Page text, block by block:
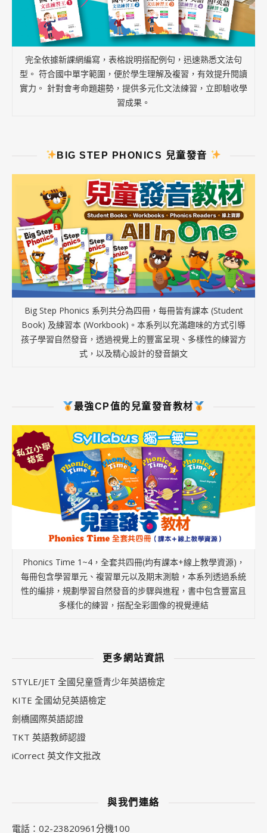
完全依據新課網編寫，表格說明搭配例句，迅速熟悉文法句
型。 符合國中單字範圍，便於學生理解及複習，有效提升閱讀
實力。 針對會考命題趨勢，提供多元化文法練習，立即驗收學
習成果。
BIG STEP PHONICS 兒童發音
Big Step Phonics 系列共分為四冊，每冊皆有課本 (Student
Book) 及練習本 (Workbook)。本系列以充滿趣味的方式引導
孩子學習自然發音，透過視覺上的豐富呈現、多樣性的練習方
式，以及精心設計的發音韻文
最強CP值的兒童發音教材
Phonics Time 1~4，全套共四冊(均有課本+線上教學資源)，
每冊包含學習單元、複習單元以及期末測驗，本系列透過系統
性的編排，規劃學習自然發音的步驟與進程，書中包含豐富且
多樣化的練習，搭配全彩圖像的視覺連結
更多網站資訊
STYLE/JET 全國兒童暨青少年英語檢定
KITE 全國幼兒英語檢定
劍橋國際英語認證
TKT 英語教師認證
iCorrect 英文作文批改
與我們連絡
電話：02-23820961分機100